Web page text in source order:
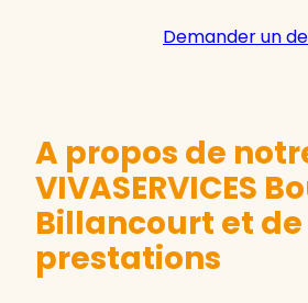
Demander un
A propos de
VIVASERVICES
Billancourt et de
prestations